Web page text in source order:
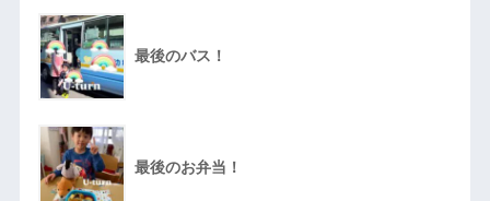
最後のバス！
最後のお弁当！